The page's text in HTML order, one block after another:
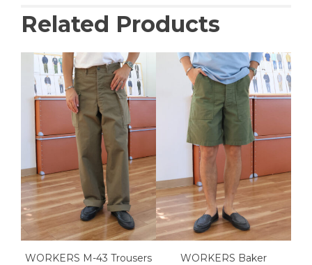
Related Products
WORKERS M-43 Trousers
WORKERS Baker